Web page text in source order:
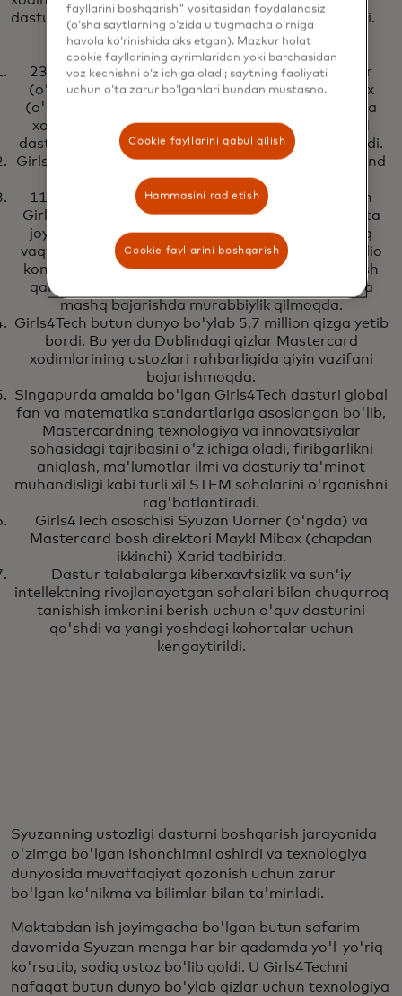
dasturining 10 yilligini nishonlash uchun qo'shilishdi.
23-aprel kuni Girls4Tech asoschisi Syuzan Uorner
(o'rtada), Mastercard bosh direktori Maykl Mibax
(o'ng tomonda), boshqa Mastercard rahbarlari va
xodimlari hamda Girls4Tech ishtirokchilari STEM
dasturining 10 yilligini nishonlash uchun qo'shilishdi.
Girls4Tech ishtirokchilari 23-aprel kuni Nyu-York fond
birjasida qo'ng'iroq chalinishida.
11-oktabr Xalqaro qizlar kunini nishonlash uchun
Girls4Tech ko'ngillilari yetti mamlakat bo'ylab 12 ta
joyda yuzlab qizlarni qabul qilishdi. Bu yerda uzoq
vaqtdan beri ko'ngilli bo'lib ishlagan Syuzan Gaudio
kompaniyaning Nyu-York shtatidagi Purchase bosh
qarorgohida qizlarga katta ma'lumotlar bo'yicha
mashq bajarishda murabbiylik qilmoqda.
Girls4Tech butun dunyo bo'ylab 5,7 million qizga yetib
bordi. Bu yerda Dublindagi qizlar Mastercard
xodimlarining ustozlari rahbarligida qiyin vazifani
bajarishmoqda.
Singapurda amalda bo'lgan Girls4Tech dasturi global
fan va matematika standartlariga asoslangan bo'lib,
Mastercardning texnologiya va innovatsiyalar
sohasidagi tajribasini o'z ichiga oladi, firibgarlikni
aniqlash, ma'lumotlar ilmi va dasturiy ta'minot
muhandisligi kabi turli xil STEM sohalarini o'rganishni
rag'batlantiradi.
Girls4Tech asoschisi Syuzan Uorner (o'ngda) va
Mastercard bosh direktori Maykl Mibax (chapdan
ikkinchi) Xarid tadbirida.
Dastur talabalarga kiberxavfsizlik va sun'iy
intellektning rivojlanayotgan sohalari bilan chuqurroq
tanishish imkonini berish uchun o'quv dasturini
qo'shdi va yangi yoshdagi kohortalar uchun
kengaytirildi.
Syuzanning ustozligi dasturni boshqarish jarayonida
o'zimga bo'lgan ishonchimni oshirdi va texnologiya
dunyosida muvaffaqiyat qozonish uchun zarur
bo'lgan ko'nikma va bilimlar bilan ta'minladi.
Maktabdan ish joyimgacha bo'lgan butun safarim
davomida Syuzan menga har bir qadamda yo'l-yo'riq
ko'rsatib, sodiq ustoz bo'lib qoldi. U Girls4Techni
nafaqat butun dunyo bo'ylab qizlar uchun texnologiya
fayllarini boshqarish" vositasidan foydalanasiz
(o‘sha saytlarning o‘zida u tugmacha o‘rniga
havola ko‘rinishida aks etgan). Mazkur holat
cookie fayllarining ayrimlaridan yoki barchasidan
voz kechishni o‘z ichiga oladi; saytning faoliyati
uchun o‘ta zarur bo‘lganlari bundan mustasno.
Cookie fayllarini qabul qilish
Hammasini rad etish
Cookie fayllarini boshqarish